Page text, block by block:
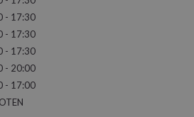
- 17:30
- 17:30
- 17:30
- 20:00
- 17:00